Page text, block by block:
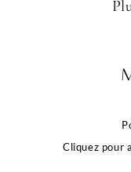
Cliquez pour